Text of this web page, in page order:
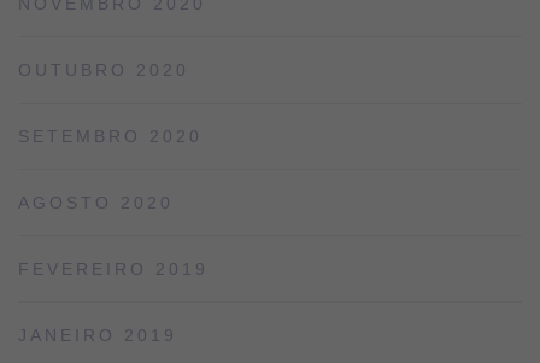
OUTUBRO 2020
SETEMBRO 2020
AGOSTO 2020
FEVEREIRO 2019
JANEIRO 2019